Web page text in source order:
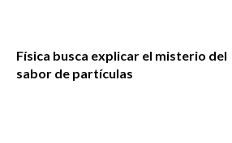
Física busca explicar el misterio del
sabor de partículas